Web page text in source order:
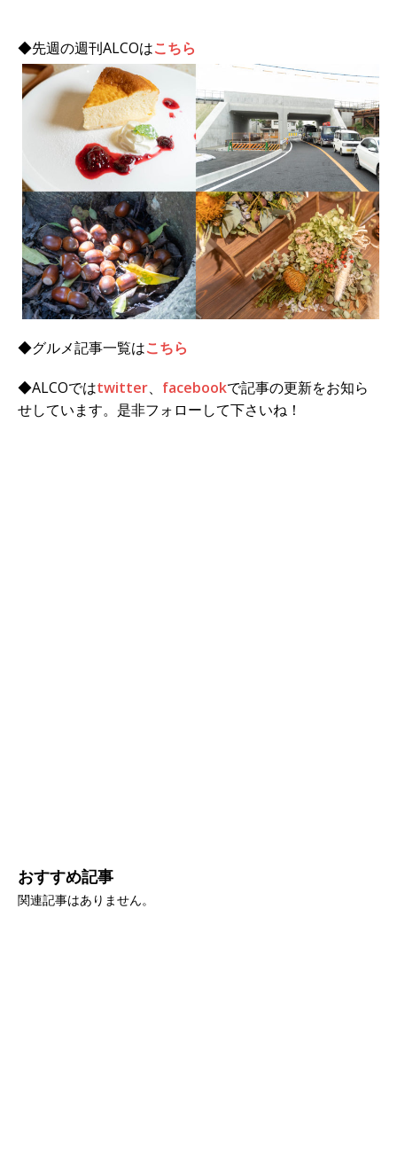
◆先週の週刊ALCOはこちら
◆グルメ記事一覧はこちら
◆ALCOではtwitter、 facebookで記事の更新をお知ら
せしています。是非フォローして下さいね！
おすすめ記事
関連記事はありません。